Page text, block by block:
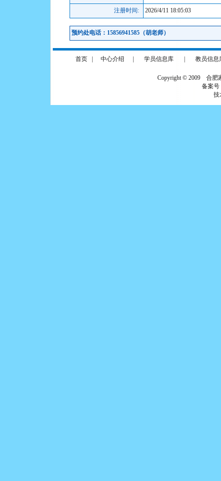
注册时间: 2026/4/11 18:05:03
预约处电话：15856941585（胡老师）
首页 中心介绍 学员信息库 教员信息
Copyright © 2009 合肥
备案号
技